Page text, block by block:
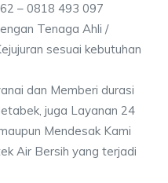
– 0818 493 097
Tenaga Ahli /
sesuai kebutuhan
dan Memberi durasi
juga Layanan 24
Mendesak Kami
Air Bersih yang terjadi